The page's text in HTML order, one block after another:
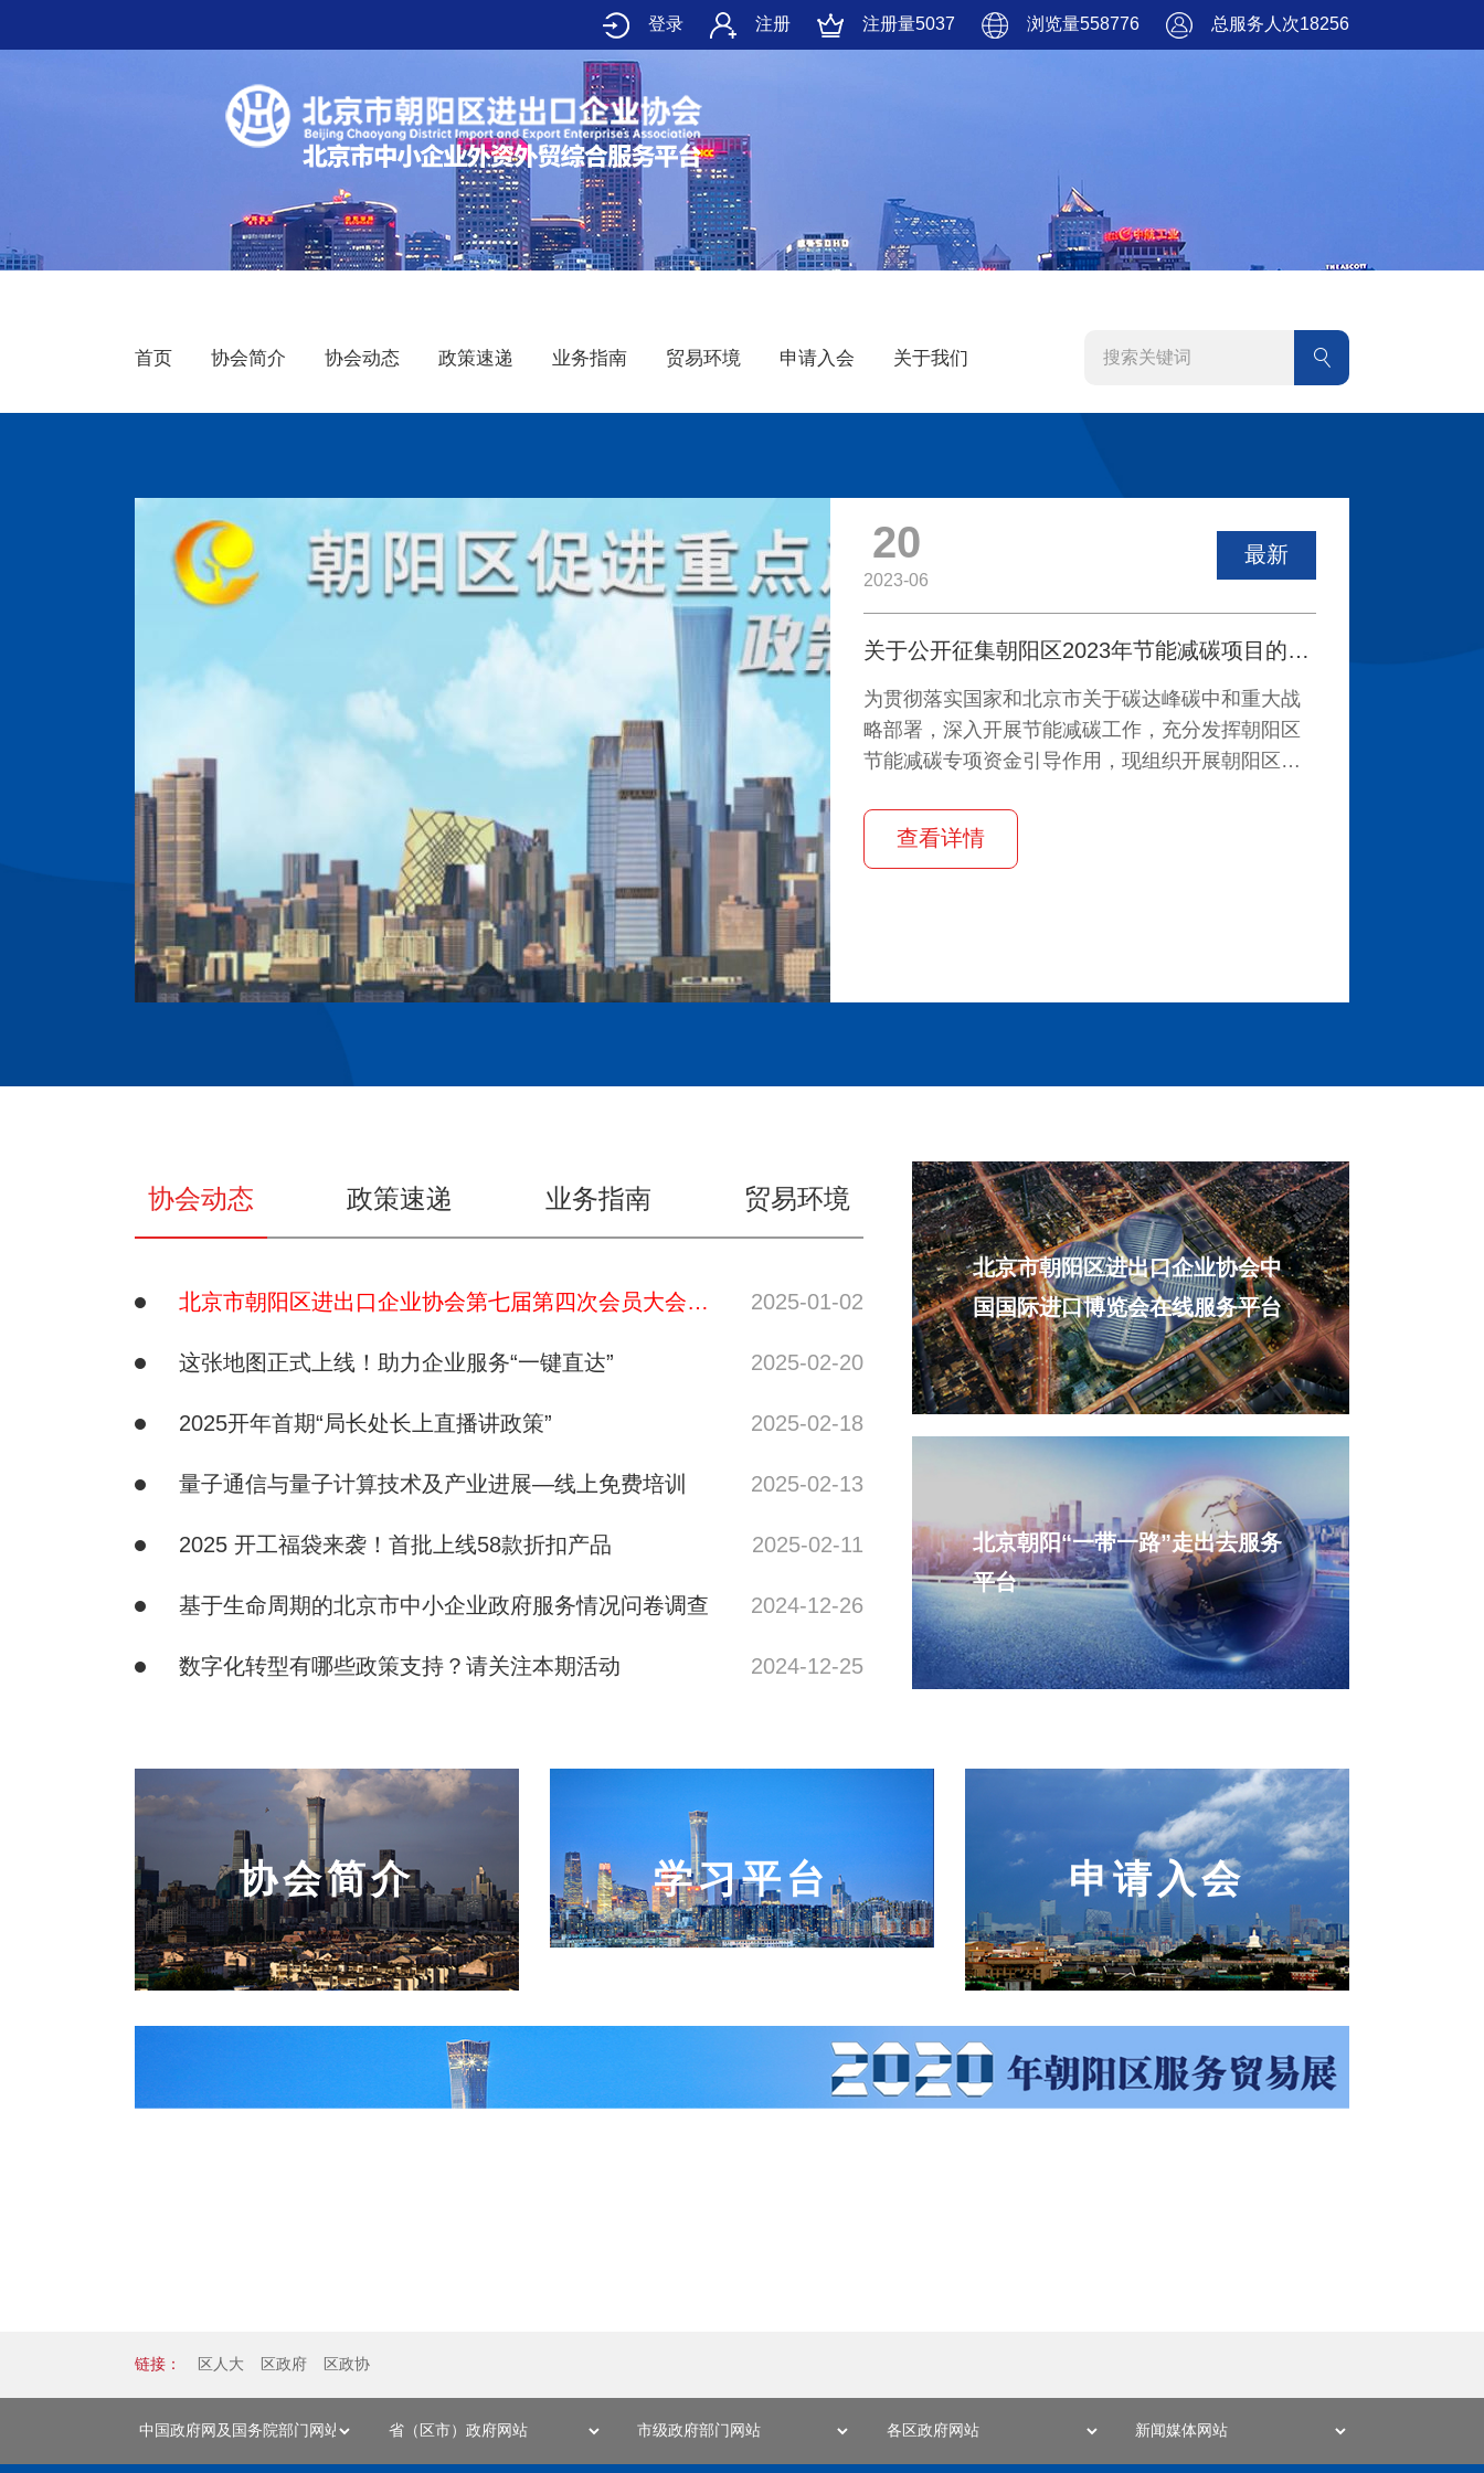
登录 注册 注册量5037 浏览量558776 总服务人次18256
首页 协会简介 协会动态 政策速递 业务指南 贸易环境 申请入会 关于我们
20
2023-06
最新
关于公开征集朝阳区2023年节能减碳项目的通知
为贯彻落实国家和北京市关于碳达峰碳中和重大战
略部署，深入开展节能减碳工作，充分发挥朝阳区
节能减碳专项资金引导作用，现组织开展朝阳区
查看详情
协会动态 政策速递 业务指南 贸易环境
北京市朝阳区进出口企业协会第七届第四次会员大会顺利召开 2025-01-02
这张地图正式上线！助力企业服务“一键直达” 2025-02-20
2025开年首期“局长处长上直播讲政策” 2025-02-18
量子通信与量子计算技术及产业进展—线上免费培训 2025-02-13
2025 开工福袋来袭！首批上线58款折扣产品 2025-02-11
基于生命周期的北京市中小企业政府服务情况问卷调查 2024-12-26
数字化转型有哪些政策支持？请关注本期活动 2024-12-25
北京市朝阳区进出口企业协会中
国国际进口博览会在线服务平台
北京朝阳“一带一路”走出去服务
平台
协会简介 学习平台 申请入会
链接： 区人大 区政府 区政协